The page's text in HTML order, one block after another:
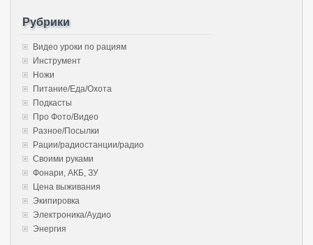
Рубрики
Видео уроки по рациям
Инструмент
Ножи
Питание/Еда/Охота
Подкасты
Про Фото/Видео
Разное/Посылки
Рации/радиостанции/радио
Своими руками
Фонари, АКБ, ЗУ
Цена выживания
Экипировка
Электроника/Аудио
Энергия